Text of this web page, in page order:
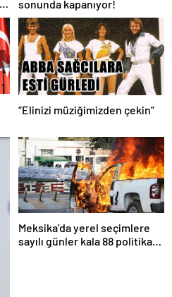
sonunda kapanıyor!
“Elinizi müziğimizden çekin”
Meksika’da yerel seçimlere
sayılı günler kala 88 politikacı